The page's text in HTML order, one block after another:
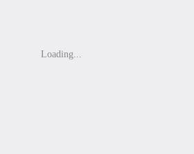
Loading...